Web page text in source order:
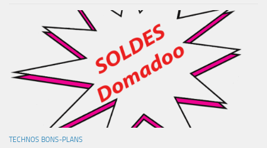
TECHNOS BONS-PLANS